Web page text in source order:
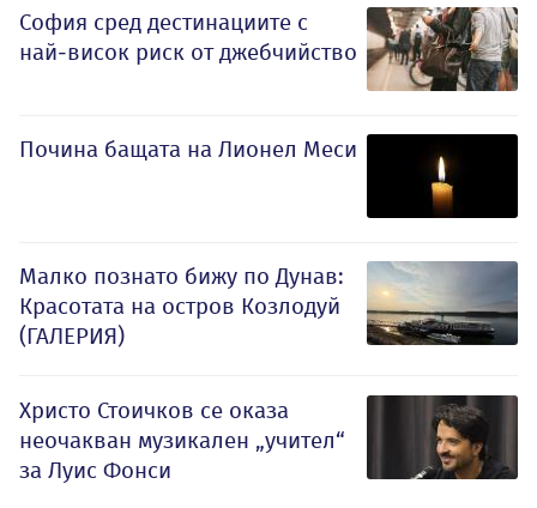
София сред дестинациите с
най-висок риск от джебчийство
Почина бащата на Лионел Меси
Малко познато бижу по Дунав:
Красотата на остров Козлодуй
(ГАЛЕРИЯ)
Христо Стоичков се оказа
неочакван музикален „учител“
за Луис Фонси